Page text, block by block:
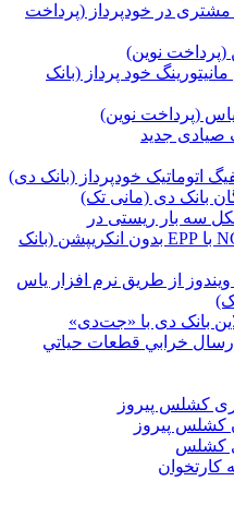
مشتری در خودپرداز (پرداخت
(پرداخت نوین)
خود پرداز (بانک
یاس (پرداخت نوین)
صیادی جدید
اتوماتیک خودپرداز (بانک دی)
بانک دی (مانی تک)
سه بار ریستی در
خودپردازهای NCR با EPP بدون‌ انکریپشن (بانک
ویندوز از طریق نرم افزار یاس
بانک دی با «جت‌دی»
خرابي قطعات حياتي
کشلس پیروز
کشلس پیروز
کشلس
کارتخوان